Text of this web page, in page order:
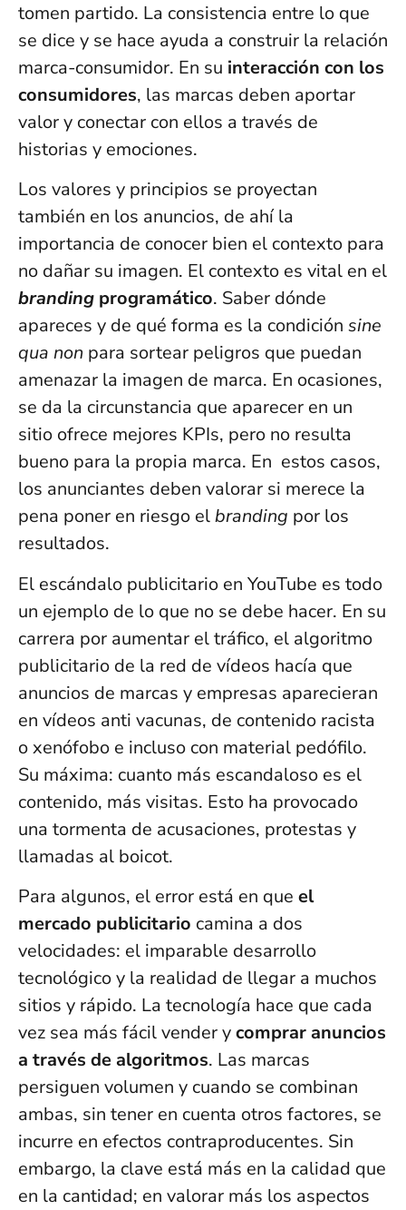
tomen partido. La consistencia entre lo que
se dice y se hace ayuda a construir la relación
marca-consumidor. En su interacción con los
consumidores, las marcas deben aportar
valor y conectar con ellos a través de
historias y emociones.
Los valores y principios se proyectan
también en los anuncios, de ahí la
importancia de conocer bien el contexto para
no dañar su imagen. El contexto es vital en el
branding programático. Saber dónde
apareces y de qué forma es la condición sine
qua non para sortear peligros que puedan
amenazar la imagen de marca. En ocasiones,
se da la circunstancia que aparecer en un
sitio ofrece mejores KPIs, pero no resulta
bueno para la propia marca. En estos casos,
los anunciantes deben valorar si merece la
pena poner en riesgo elbranding por los
resultados.
El escándalo publicitario en YouTube es todo
un ejemplo de lo que no se debe hacer. En su
carrera por aumentar el tráfico, el algoritmo
publicitario de la red de vídeos hacía que
anuncios de marcas y empresas aparecieran
en vídeos anti vacunas, de contenido racista
o xenófobo e incluso con material pedófilo.
Su máxima: cuanto más escandaloso es el
contenido, más visitas. Esto ha provocado
una tormenta de acusaciones, protestas y
llamadas al boicot.
Para algunos, el error está en que el
mercado publicitario camina a dos
velocidades: el imparable desarrollo
tecnológico y la realidad de llegar a muchos
sitios y rápido. La tecnología hace que cada
vez sea más fácil vender ycomprar anuncios
a través de algoritmos. Las marcas
persiguen volumen y cuando se combinan
ambas, sin tener en cuenta otros factores, se
incurre en efectos contraproducentes. Sin
embargo, la clave está más en la calidad que
en la cantidad; en valorar más los aspectos